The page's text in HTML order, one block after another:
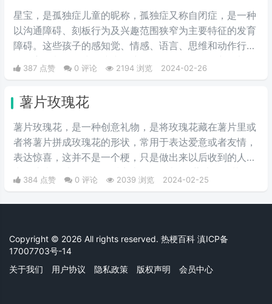
星宝，是孤独症儿童的昵称，孤独症又称自闭症，是一种
以沟通障碍、刻板行为及兴趣范围狭窄为主要特征的发育
障碍。这些孩子的感知觉、情感、语言、思维和动作行为
且急需社会关爱与理解的群体。
387 点赞 0 评论 2194 浏览 2024-02-26
薯片玫瑰花
薯片玫瑰花，是一种创意礼物，是将玫瑰花藏在薯片里或
者将薯片拼成玫瑰花的形状，常用于表达爱意或者友情，
表达惊喜，这并不是一个梗，只是做出来以后收到的人常
出来送给自己喜爱的人，因此受到人们的争相模仿。
384 点赞 0 评论 2039 浏览 2024-02-25
Copyright © 2026 All rights reserved. 热梗百科 滇ICP备
17007703号-14
关于我们
用户协议 隐私政策 版权声明 会员中心